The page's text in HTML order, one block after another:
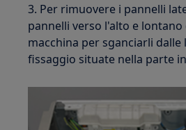
3. Per rimuovere i pannelli
pannelli verso l'alto e
macchina per sganciarli
fissaggio situate nella parte